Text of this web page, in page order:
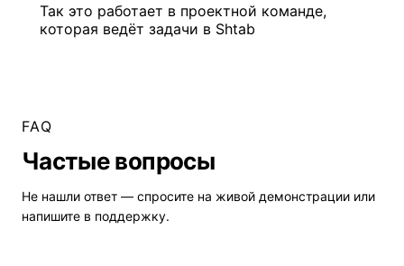
Так это работает в проектной команде,
которая ведёт задачи в Shtab
FAQ
Частые вопросы
Не нашли ответ — спросите на живой демонстрации или
напишите в поддержку.